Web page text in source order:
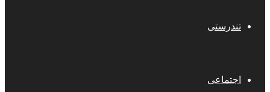
تندرستی
اجتماعی